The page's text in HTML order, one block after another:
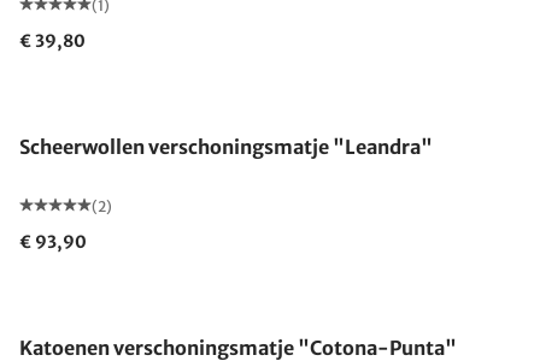
(1)
€ 39,80
Scheerwollen verschoningsmatje "Leandra"
(2)
€ 93,90
Katoenen verschoningsmatje "Cotona-Punta"